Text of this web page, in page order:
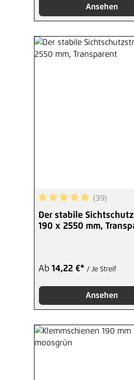
Ansehen
Durchschnittliche
(39)
Der stabile
190 x 2550 mm,
Ab 14,22 €* / Je Streif
Ansehen